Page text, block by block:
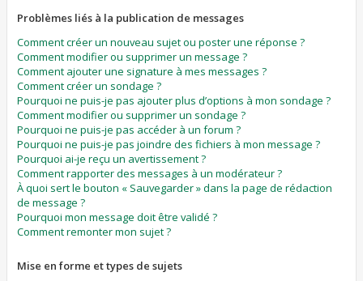
Problèmes liés à la publication de messages
Comment créer un nouveau sujet ou poster une réponse ?
Comment modifier ou supprimer un message ?
Comment ajouter une signature à mes messages ?
Comment créer un sondage ?
Pourquoi ne puis-je pas ajouter plus d’options à mon sondage ?
Comment modifier ou supprimer un sondage ?
Pourquoi ne puis-je pas accéder à un forum ?
Pourquoi ne puis-je pas joindre des fichiers à mon message ?
Pourquoi ai-je reçu un avertissement ?
Comment rapporter des messages à un modérateur ?
À quoi sert le bouton « Sauvegarder » dans la page de rédaction
de message ?
Pourquoi mon message doit être validé ?
Comment remonter mon sujet ?
Mise en forme et types de sujets